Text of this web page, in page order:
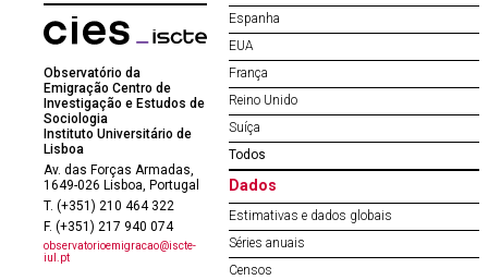
Observatório da
Emigração Centro de
Investigação e Estudos de
Sociologia
Instituto Universitário de
Lisboa
Av. das Forças Armadas,
1649-026 Lisboa, Portugal
T. (+351) 210 464 322
F. (+351) 217 940 074
observatorioemigracao@iscte-
iul.pt
Espanha
EUA
França
Reino Unido
Suíça
Todos
Dados
Estimativas e dados globais
Séries anuais
Censos